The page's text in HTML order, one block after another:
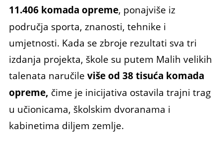
11.406 komada opreme, ponajviše iz
područja sporta, znanosti, tehnike i
umjetnosti. Kada se zbroje rezultati sva tri
izdanja projekta, škole su putem Malih velikih
talenata naručile više od 38 tisuća komada
opreme, čime je inicijativa ostavila trajni trag
u učionicama, školskim dvoranama i
kabinetima diljem zemlje.